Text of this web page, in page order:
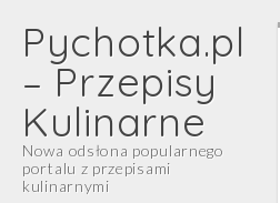
Pychotka.pl
– Przepisy
Kulinarne
Nowa odsłona popularnego
portalu z przepisami
kulinarnymi